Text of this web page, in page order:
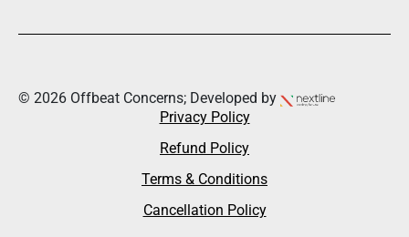
© 2026 Offbeat Concerns; Developed by
Privacy Policy
Refund Policy
Terms & Conditions
Cancellation Policy